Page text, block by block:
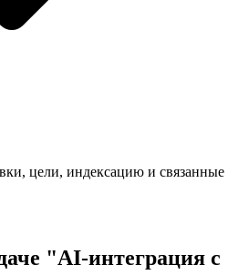
цели, индексацию и связанные
"AI-интеграция с